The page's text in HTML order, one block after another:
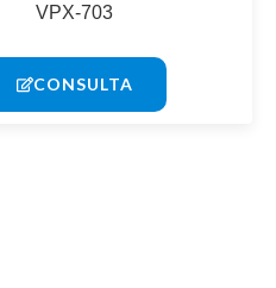
VPX-703
CONSULTA